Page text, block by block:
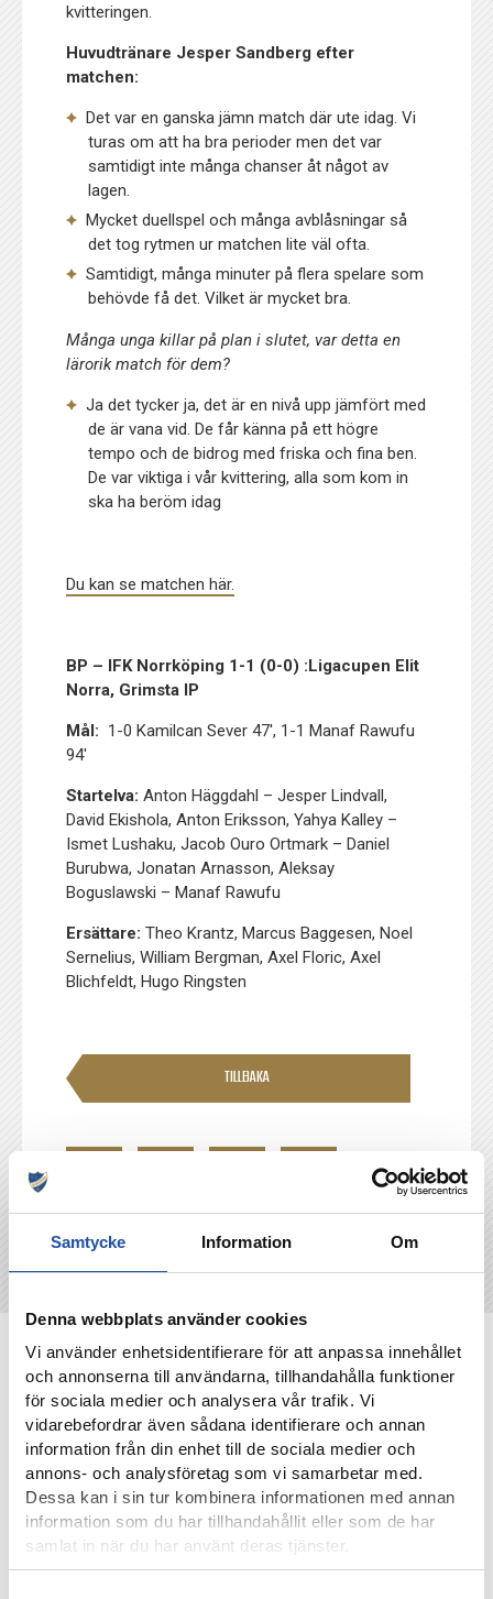
Samtycke Information Om
Denna webbplats använder cookies
Vi använder enhetsidentifierare för att anpassa innehållet
och annonserna till användarna, tillhandahålla funktioner
för sociala medier och analysera vår trafik. Vi
vidarebefordrar även sådana identifierare och annan
information från din enhet till de sociala medier och
annons- och analysföretag som vi samarbetar med.
Dessa kan i sin tur kombinera informationen med annan
information som du har tillhandahållit eller som de har
samlat in när du har använt deras tjänster.
kvitteringen.
Huvudtränare Jesper Sandberg efter
matchen:
Det var en ganska jämn match där ute idag. Vi
turas om att ha bra perioder men det var
samtidigt inte många chanser åt något av
lagen.
Mycket duellspel och många avblåsningar så
det tog rytmen ur matchen lite väl ofta.
Samtidigt, många minuter på flera spelare som
behövde få det. Vilket är mycket bra.
Många unga killar på plan i slutet, var detta en
lärorik match för dem?
Ja det tycker ja, det är en nivå upp jämfört med
de är vana vid. De får känna på ett högre
tempo och de bidrog med friska och fina ben.
De var viktiga i vår kvittering, alla som kom in
ska ha beröm idag
Du kan se matchen här.
BP – IFK Norrköping 1-1 (0-0) :Ligacupen Elit
Norra, Grimsta IP
Mål: 1-0 Kamilcan Sever 47′, 1-1 Manaf Rawufu
94′
Startelva: Anton Häggdahl – Jesper Lindvall,
David Ekishola, Anton Eriksson, Yahya Kalley –
Ismet Lushaku, Jacob Ouro Ortmark – Daniel
Burubwa, Jonatan Arnasson, Aleksay
Boguslawski – Manaf Rawufu
Ersättare: Theo Krantz, Marcus Baggesen, Noel
Sernelius, William Bergman, Axel Floric, Axel
Blichfeldt, Hugo Ringsten
TILLBAKA
NYHETER